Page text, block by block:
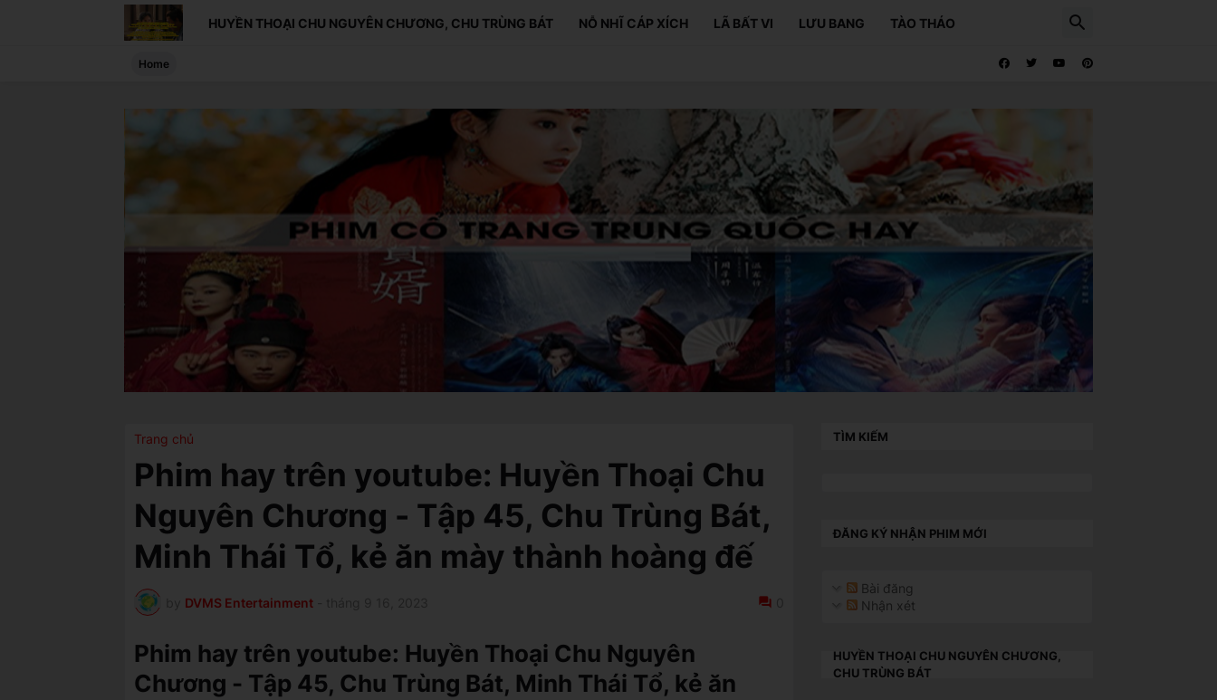
HUYỀN THOẠI CHU NGUYÊN CHƯƠNG, CHU TRÙNG BÁT NỖ NHĨ CÁP XÍCH LÃ BẤT VI LƯU BANG TÀO THÁO
Home
Trang chủ
Phim hay trên youtube: Huyền Thoại Chu
Nguyên Chương - Tập 45, Chu Trùng Bát,
Minh Thái Tổ, kẻ ăn mày thành hoàng đế
DVMS Entertainment
Phim hay trên youtube: Huyền Thoại Chu Nguyên
Chương - Tập 45, Chu Trùng Bát, Minh Thái Tổ, kẻ ăn
TÌM KIẾM
ĐĂNG KÝ NHẬN PHIM MỚI
Bài đăng
Nhận xét
HUYỀN THOẠI CHU NGUYÊN CHƯƠNG,
CHU TRÙNG BÁT